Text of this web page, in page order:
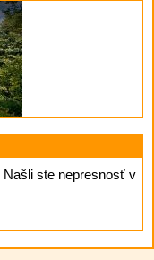
Našli ste nepresnosť v